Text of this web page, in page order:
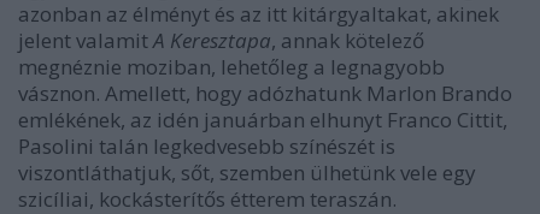
azonban az élményt és az itt kitárgyaltakat, akinek
jelent valamitA Keresztapa, annak kötelező
megnéznie moziban, lehetőleg a legnagyobb
vásznon. Amellett, hogy adózhatunk Marlon Brando
emlékének, az idén januárban elhunyt Franco Cittit,
Pasolini talán legkedvesebb színészét is
viszontláthatjuk, sőt, szemben ülhetünk vele egy
szicíliai, kockásterítős étterem teraszán.